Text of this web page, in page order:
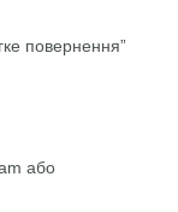
повернення”
або